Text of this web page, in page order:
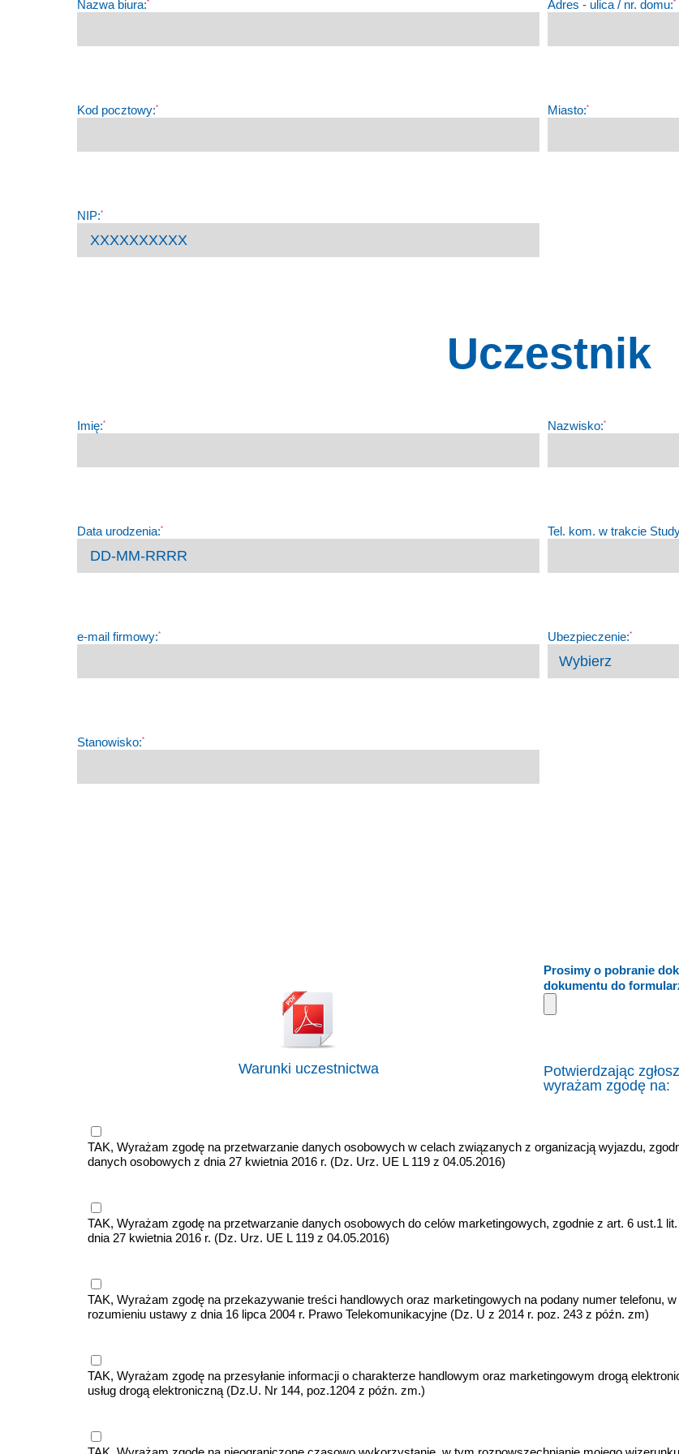
Nazwa biura:* Adres - ulica / nr. domu:*
Kod pocztowy:* Miasto:*
NIP:*
Uczestnik
Imię:* Nazwisko:*
Data urodzenia:* Tel. kom. w trakcie
e-mail firmowy:* Ubezpieczenie:*
Stanowisko:*
Warunki uczestnictwa
Prosimy o pobranie
dokumentu do
Potwierdzając
wyrażam zgodę na:
TAK, Wyrażam zgodę na przetwarzanie danych osobowych w celach związanych z organizacją wyjazdu,
danych osobowych z dnia 27 kwietnia 2016 r. (Dz. Urz. UE L 119 z 04.05.2016)
TAK, Wyrażam zgodę na przetwarzanie danych osobowych do celów marketingowych, zgodnie z art. 6 ust.1
dnia 27 kwietnia 2016 r. (Dz. Urz. UE L 119 z 04.05.2016)
TAK, Wyrażam zgodę na przekazywanie treści handlowych oraz marketingowych na podany numer telefonu,
rozumieniu ustawy z dnia 16 lipca 2004 r. Prawo Telekomunikacyjne (Dz. U z 2014 r. poz. 243 z późn. zm)
TAK, Wyrażam zgodę na przesyłanie informacji o charakterze handlowym oraz marketingowym drogą
usług drogą elektroniczną (Dz.U. Nr 144, poz.1204 z późn. zm.)